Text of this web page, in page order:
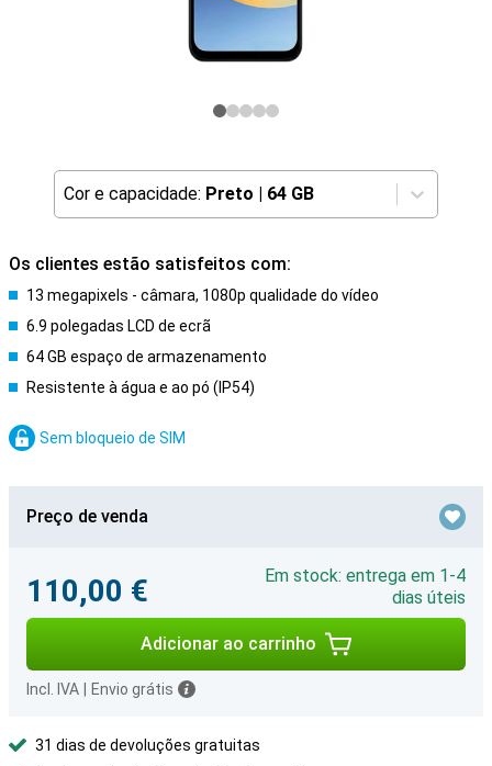
Cor e capacidade: Preto | 64 GB
Os clientes estão satisfeitos com:
13 megapixels - câmara, 1080p qualidade do vídeo
6.9 polegadas LCD de ecrã
64 GB espaço de armazenamento
Resistente à água e ao pó (IP54)
Sem bloqueio de SIM
Preço de venda
110,00 €
Em stock: entrega em 1-4
dias úteis
Adicionar ao carrinho
Incl. IVA Envio grátis
31 dias de devoluções gratuitas